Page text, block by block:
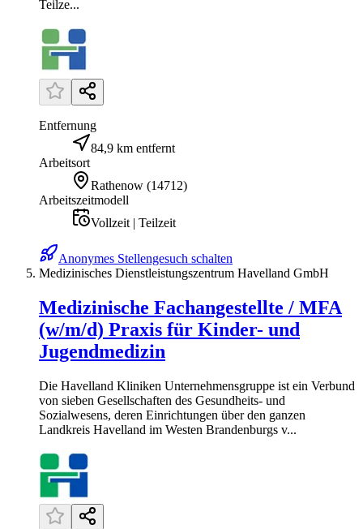
Teilze...
Entfernung
84,9 km entfernt
Arbeitsort
Rathenow (14712)
Arbeitszeitmodell
Vollzeit | Teilzeit
Anonymes Stellengesuch schalten
Medizinisches Dienstleistungszentrum Havelland GmbH
Medizinische Fachangestellte / MFA
(w/m/d) Praxis für Kinder- und
Jugendmedizin
Die Havelland Kliniken Unternehmensgruppe ist ein Verbund
von sieben Gesellschaften des Gesundheits- und
Sozialwesens, deren Einrichtungen über den ganzen
Landkreis Havelland im Westen Brandenburgs v...